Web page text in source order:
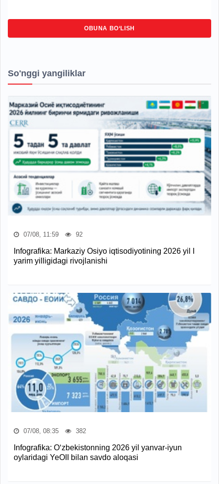
OBUNA BO‘LISH
So'nggi yangiliklar
07/08, 11:59 92
Infografika: Markaziy Osiyo iqtisodiyotining 2026 yil I
yarim yilligidagi rivojlanishi
07/08, 08:35 382
Infografika: O‘zbekistonning 2026 yil yanvar-iyun
oylaridagi YeOII bilan savdo aloqasi